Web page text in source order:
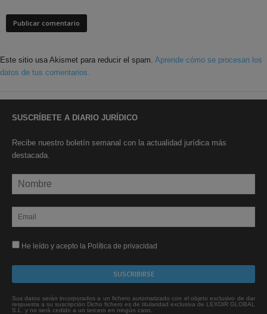
Este sitio usa Akismet para reducir el spam. Aprende cómo se procesan los
datos de tus comentarios.
SUSCRÍBETE A DIARIO JURÍDICO
Recibe nuestro boletín semanal con la actualidad jurídica más
destacada.
He leído y acepto la Política de privacidad
Sus datos serán incorporados a un fichero automatizado con el objeto exclusivo de dar
respuesta a su suscripción Dicho fichero es de titularidad exclusiva de LEXDIR GLOBAL
S.L. y no será cedido a un tercero en ningún caso.